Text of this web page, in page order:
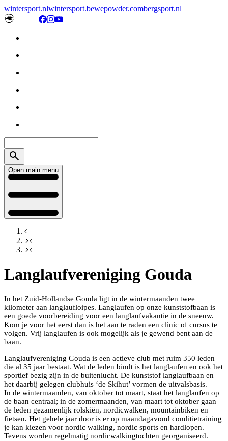
wintersport.nlwintersport.bewepowder.combergsport.nl
Open main menu
Langlaufvereniging Gouda
In het Zuid-Hollandse Gouda ligt in de wintermaanden twee
kilometer aan langlaufloipes. Langlaufen op onze kunststofbaan is
een goede voorbereiding voor een langlaufvakantie in de sneeuw.
Kom je voor het eerst dan is het aan te raden een clinic of cursus te
volgen. Vrij langlaufen is ook mogelijk als je gewend bent aan de
baan.
Langlaufvereniging Gouda is een actieve club met ruim 350 leden
die al 35 jaar bestaat. Wat de leden bindt is het langlaufen en ook het
sportief bezig zijn in de buitenlucht. De kunststof langlaufbaan en
het daarbij gelegen clubhuis ‘de Skihut’ vormen de uitvalsbasis.
In de wintermaanden, van oktober tot maart, staat het langlaufen op
de baan centraal; in de zomermaanden, van maart tot oktober gaan
de leden gezamenlijk rolskiën, nordicwalken, mountainbiken en
fietsen. Het gehele jaar door is er op maandagavond conditietraining
je kan kiezen voor nordic walking, nordic sports en hardlopen.
Tevens worden regelmatig nordicwalkingtochten georganiseerd.